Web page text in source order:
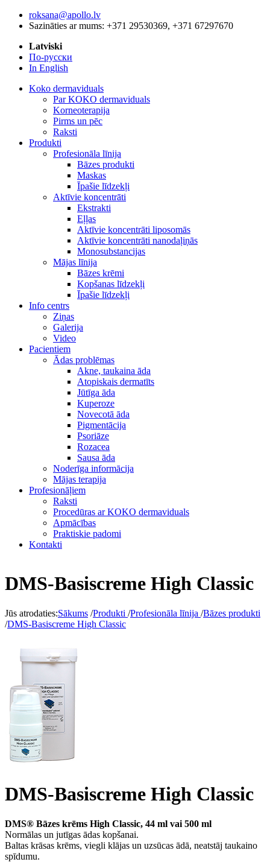
roksana@apollo.lv
Sazināties ar mums: +371 29530369, +371 67297670
Latviski
По-русски
In English
Koko dermaviduals
Par KOKO dermaviduals
Korneoterapija
Pirms un pēc
Raksti
Produkti
Profesionāla līnija
Bāzes produkti
Maskas
Īpašie līdzekļi
Aktīvie koncentrāti
Ekstrakti
Eļļas
Aktīvie koncentrāti liposomās
Aktīvie koncentrāti nanodaļiņās
Monosubstancijas
Mājas līnija
Bāzes krēmi
Kopšanas līdzekļi
Īpašie līdzekļi
Info centrs
Ziņas
Galerija
Video
Pacientiem
Ādas problēmas
Akne, taukaina āda
Atopiskais dermatīts
Jūtīga āda
Kuperoze
Novecotā āda
Pigmentācija
Psoriāze
Rozacea
Sausa āda
Noderīga informācija
Mājas terapija
Profesionāļiem
Raksti
Procedūras ar KOKO dermaviduals
Apmācības
Praktiskie padomi
Kontakti
DMS-Basiscreme High Classic
Jūs atrodaties:Sākums /Produkti /Profesionāla līnija /Bāzes produkti
/DMS-Basiscreme High Classic
DMS-Basiscreme High Classic
DMS® Bāzes krēms High Classic, 44 ml vai 500 ml
Normālas un jutīgas ādas kopšanai.
Baltas krāsas krēms, viegli klājas un uzsūcas ādā, neatstāj taukaino
spīdumu.